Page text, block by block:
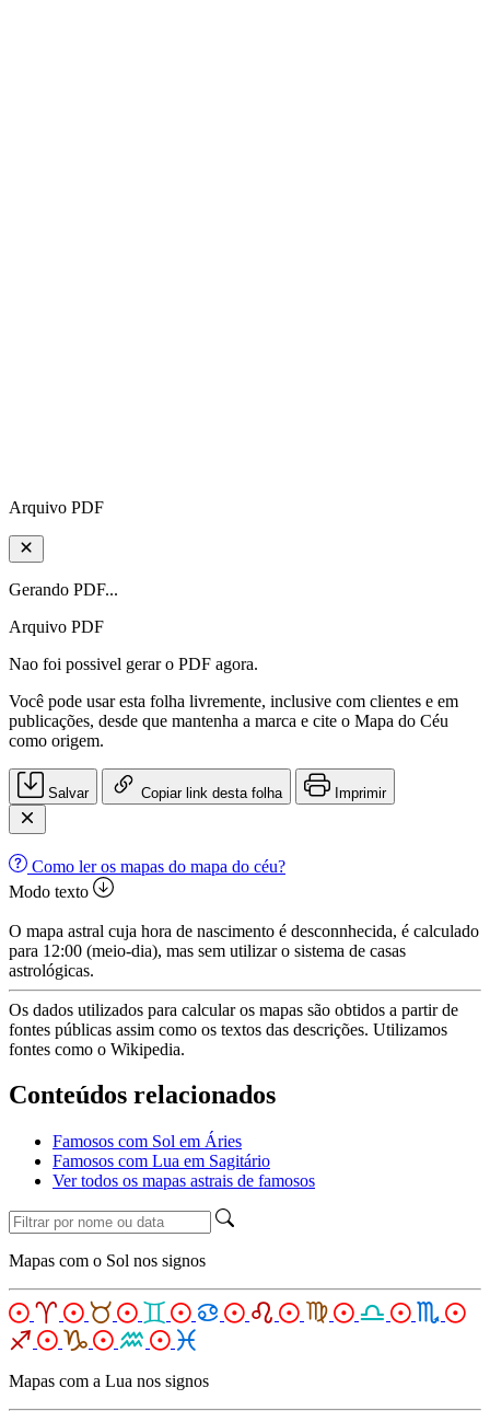
Arquivo PDF
Gerando PDF...
Arquivo PDF
Nao foi possivel gerar o PDF agora.
Você pode usar esta folha livremente, inclusive com clientes e em
publicações, desde que mantenha a marca e cite o Mapa do Céu
como origem.
Salvar Copiar link desta folha Imprimir
Como ler os mapas do mapa do céu?
Modo texto
O mapa astral cuja hora de nascimento é desconnhecida, é calculado
para 12:00 (meio-dia), mas sem utilizar o sistema de casas
astrológicas.
Os dados utilizados para calcular os mapas são obtidos a partir de
fontes públicas assim como os textos das descrições. Utilizamos
fontes como o Wikipedia.
Conteúdos relacionados
Famosos com Sol em Áries
Famosos com Lua em Sagitário
Ver todos os mapas astrais de famosos
Mapas com o Sol nos signos
Mapas com a Lua nos signos